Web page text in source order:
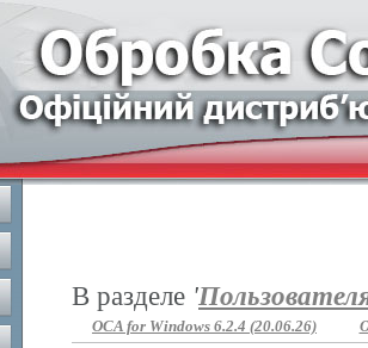
В разделе '
OCA for Windows 6.2.4 (20.06.26)